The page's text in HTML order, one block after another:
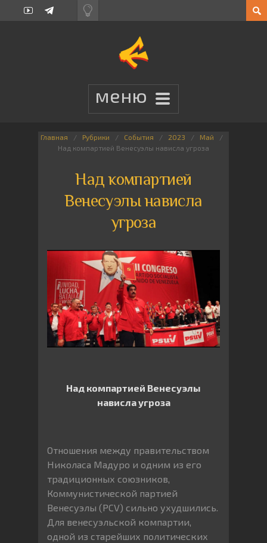
Главная Рубрики События 2023
Май
Над компартией Венесуэлы нависла угроза
Над компартией
Венесуэлы нависла
угроза
Над компартией Венесуэлы
нависла угроза
Отношения между правительством
Николаса Мадуро и одним из его
традиционных союзников,
Коммунистической партией
Венесуэлы (PCV) сильно ухудшились.
Для венесуэльской компартии,
одной из старейших политических